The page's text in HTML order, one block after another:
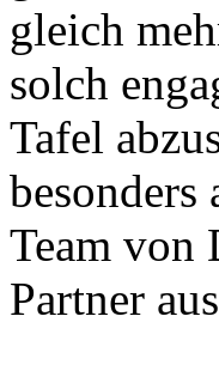
gleich
solch
Tafel
besonders
Team von
Partner